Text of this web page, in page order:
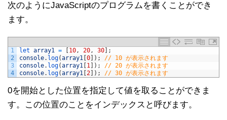
次のようにJavaScriptのプログラムを書くことができ
ます。
1
2
3
4
let array1 = 10, 20, 30
;
console. log(array1 0 ) ;
// 10 が表示されます
console. log(array1 1 ) ;
// 20 が表示されます
console. log(array1 2 ) ; // 30 が表示されます
0を開始とした位置を指定して値を取ることができま
す。この位置のことをインデックスと呼びます。